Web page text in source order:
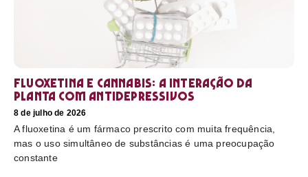
Fluoxetina e Cannabis: a interação da
planta com antidepressivos
8 de julho de 2026
A fluoxetina é um fármaco prescrito com muita frequência,
mas o uso simultâneo de substâncias é uma preocupação
constante